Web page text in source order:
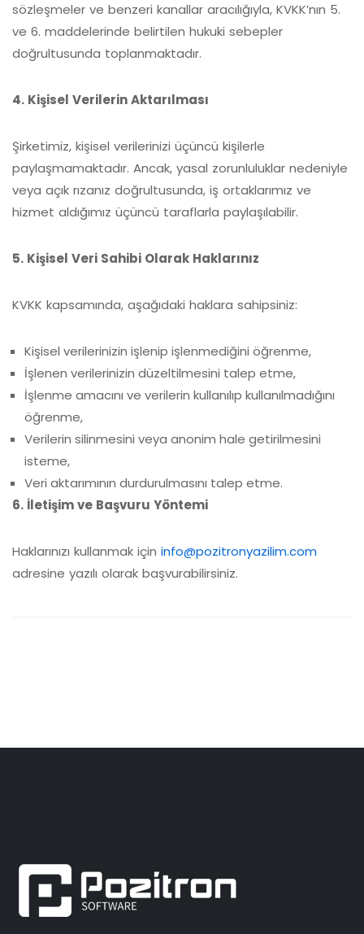
sözleşmeler ve benzeri kanallar aracılığıyla, KVKK’nın 5.
ve 6. maddelerinde belirtilen hukuki sebepler
doğrultusunda toplanmaktadır.
4. Kişisel Verilerin Aktarılması
Şirketimiz, kişisel verilerinizi üçüncü kişilerle
paylaşmamaktadır. Ancak, yasal zorunluluklar nedeniyle
veya açık rızanız doğrultusunda, iş ortaklarımız ve
hizmet aldığımız üçüncü taraflarla paylaşılabilir.
5. Kişisel Veri Sahibi Olarak Haklarınız
KVKK kapsamında, aşağıdaki haklara sahipsiniz:
Kişisel verilerinizin işlenip işlenmediğini öğrenme,
İşlenen verilerinizin düzeltilmesini talep etme,
İşlenme amacını ve verilerin kullanılıp kullanılmadığını
öğrenme,
Verilerin silinmesini veya anonim hale getirilmesini
isteme,
Veri aktarımının durdurulmasını talep etme.
6. İletişim ve Başvuru Yöntemi
Haklarınızı kullanmak için info@pozitronyazilim.com
adresine yazılı olarak başvurabilirsiniz.